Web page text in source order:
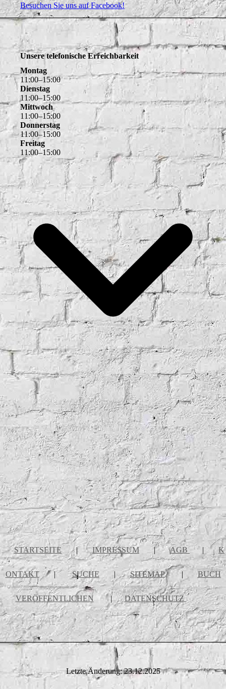
Besuchen Sie uns auf Facebook!
Unsere telefonische Erreichbarkeit
Montag
11:00–15:00
Dienstag
11 :00–15:00
Mittwoch
11 :00–15:00
Donnerstag
11:00–15:00
Freitag
11 :00–15:00
STARTSEITE | IMPRESSUM | AGB | K
ONTAKT | SUCHE | SITEMAP | BUCH
VERÖFFENTLICHEN | DATENSCHUTZ
Letzte Änderung: 23.12.2025